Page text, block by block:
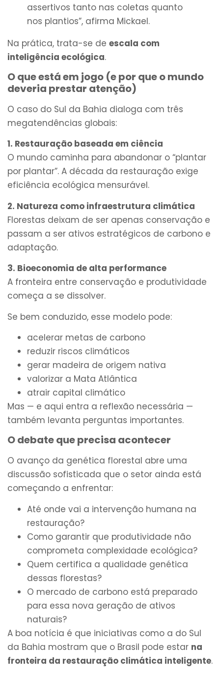
assertivos tanto nas coletas quanto
nos plantios”, afirma Mickael.
Na prática, trata-se de escala com
inteligência ecológica.
O que está em jogo (e por que o mundo
deveria prestar atenção)
O caso do Sul da Bahia dialoga com três
megatendências globais:
1. Restauração baseada em ciência
O mundo caminha para abandonar o “plantar
por plantar”. A década da restauração exige
eficiência ecológica mensurável.
2. Natureza como infraestrutura climática
Florestas deixam de ser apenas conservação e
passam a ser ativos estratégicos de carbono e
adaptação.
3. Bioeconomia de alta performance
A fronteira entre conservação e produtividade
começa a se dissolver.
Se bem conduzido, esse modelo pode:
acelerar metas de carbono
reduzir riscos climáticos
gerar madeira de origem nativa
valorizar a Mata Atlântica
atrair capital climático
Mas — e aqui entra a reflexão necessária —
também levanta perguntas importantes.
O debate que precisa acontecer
O avanço da genética florestal abre uma
discussão sofisticada que o setor ainda está
começando a enfrentar:
Até onde vai a intervenção humana na
restauração?
Como garantir que produtividade não
comprometa complexidade ecológica?
Quem certifica a qualidade genética
dessas florestas?
O mercado de carbono está preparado
para essa nova geração de ativos
naturais?
A boa notícia é que iniciativas como a do Sul
da Bahia mostram que o Brasil pode estar na
fronteira da restauração climática inteligente.